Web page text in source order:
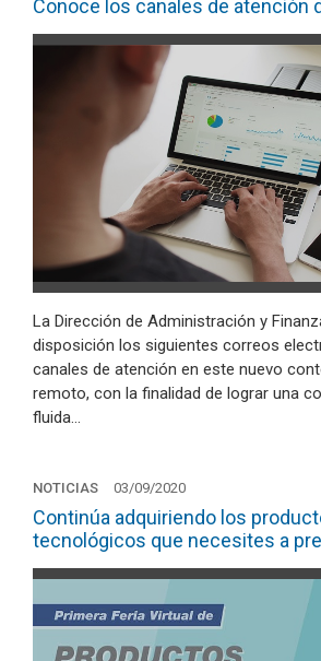
Conoce los canales de atención
La Dirección de Administración y
disposición los siguientes correos
canales de atención en este nuevo
remoto, con la finalidad de lograr una
fluida…
NOTICIAS 03/09/2020
Continúa adquiriendo los
tecnológicos que necesites a